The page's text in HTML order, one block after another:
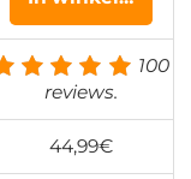
estendig Nano Xcel
Serie
100
reviews.
44,99€